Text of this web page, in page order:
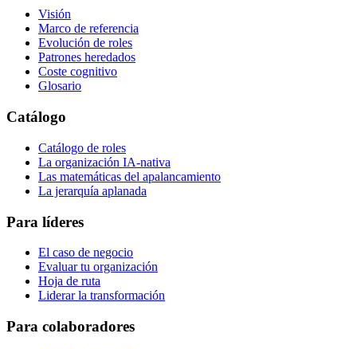
Visión
Marco de referencia
Evolución de roles
Patrones heredados
Coste cognitivo
Glosario
Catálogo
Catálogo de roles
La organización IA-nativa
Las matemáticas del apalancamiento
La jerarquía aplanada
Para líderes
El caso de negocio
Evaluar tu organización
Hoja de ruta
Liderar la transformación
Para colaboradores